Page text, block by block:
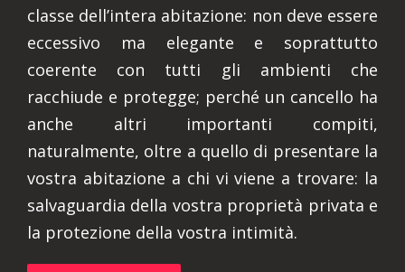
classe dell’intera abitazione: non deve essere
eccessivo ma elegante e soprattutto
coerente con tutti gli ambienti che
racchiude e protegge; perché un cancello ha
anche altri importanti compiti,
naturalmente, oltre a quello di presentare la
vostra abitazione a chi vi viene a trovare: la
salvaguardia della vostra proprietà privata e
la protezione della vostra intimità.